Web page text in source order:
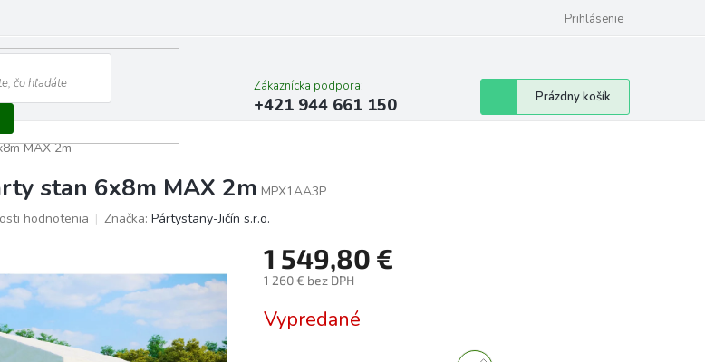
Prihlásenie
Zákaznícka podpora:
+421 944 661 150
Nákupný
košík
Prázdny košík
MAX 2m
stan 6x8m MAX 2m MPX1AA3P
hodnotenia Značka: Pártystany-Jičín s.r.o.
1 549,80 €
1 260 € bez DPH
cena:
Vypredané